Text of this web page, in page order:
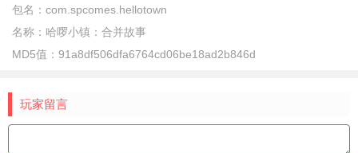
包名： com.spcomes.hellotown
名称： 哈啰小镇：合并故事
MD5值： 91a8df506dfa6764cd06be18ad2b846d
玩家留言